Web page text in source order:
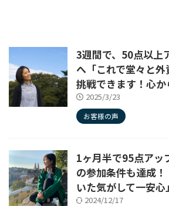
3週間で、50点以上
へ「これで堂々と
挑戦できます！心か
2025/3/23
お客様の声
1ヶ月半で95点アッ
の参加条件も達成
いた気がして一安心」
2024/12/17